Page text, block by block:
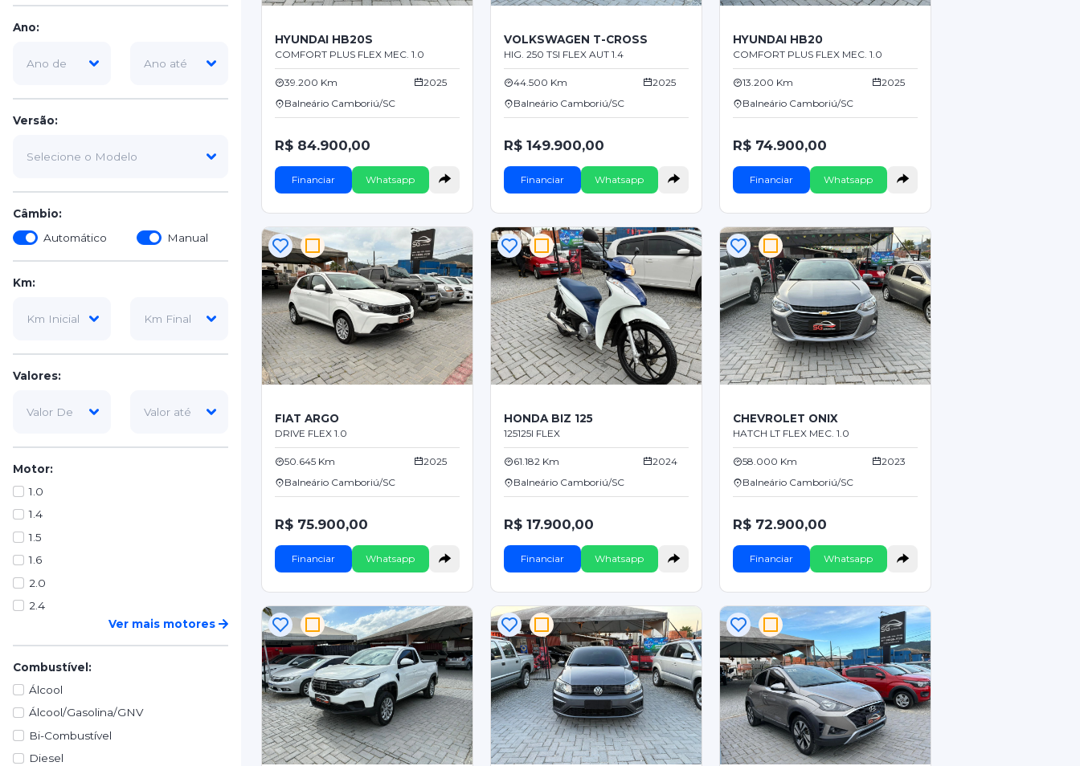
Ano:
Versão:
Câmbio:
Automático
Manual
Km:
Valores:
Motor:
1.0
1.4
1.5
1.6
2.0
2.4
Ver mais motores
Combustível:
Álcool
Álcool/Gasolina/GNV
Bi-Combustível
Diesel
HYUNDAI HB20S
COMFORT PLUS FLEX MEC. 1.0
39.200 Km
2025
Balneário Camboriú/SC
R$ 84.900,00
Financiar Whatsapp
VOLKSWAGEN T-CROSS
HIG. 250 TSI FLEX AUT 1.4
44.500 Km
2025
Balneário Camboriú/SC
R$ 149.900,00
Financiar Whatsapp
HYUNDAI HB20
COMFORT PLUS FLEX MEC. 1.0
13.200 Km
2025
Balneário Camboriú/SC
R$ 74.900,00
Financiar Whatsapp
FIAT ARGO
DRIVE FLEX 1.0
50.645 Km
2025
Balneário Camboriú/SC
R$ 75.900,00
Financiar Whatsapp
HONDA BIZ 125
125125I FLEX
61.182 Km
2024
Balneário Camboriú/SC
R$ 17.900,00
Financiar Whatsapp
CHEVROLET ONIX
HATCH LT FLEX MEC. 1.0
58.000 Km
2023
Balneário Camboriú/SC
R$ 72.900,00
Financiar Whatsapp